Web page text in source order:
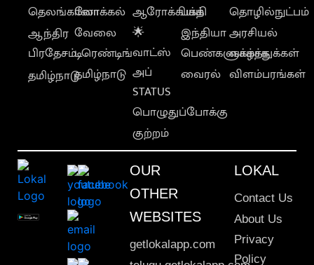
தெலங்கானா
ஆந்திர
பிரதேசம்
தமிழ்நாடு
லோக்கல்
வேலை
டிரெண்டிங்
தமிழ்நாடு
ஆரோக்கியம்
🌟
வாட்ஸ்
அப்
STATUS
பொழுதுப்போக்கு
குற்றம்
பக்தி
இந்தியா
பெண்களுக்காக
வைரல்
தொழில்நுட்பம்
அரசியல்
வாழ்த்துக்கள்
விளம்பரங்கள்
OUR
OTHER
WEBSITES
getlokalapp.com
LOKAL
Contact Us
About Us
Privacy
Policy